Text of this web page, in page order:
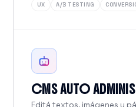
UX A/B TESTING
CMS AUTO